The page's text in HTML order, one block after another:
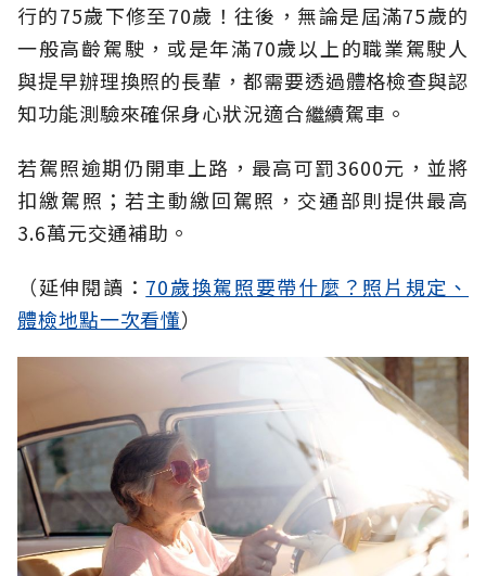
行的75歲下修至70歲！往後，無論是屆滿75歲的
一般高齡駕駛，或是年滿70歲以上的職業駕駛人
與提早辦理換照的長輩，都需要透過體格檢查與認
知功能測驗來確保身心狀況適合繼續駕車。
若駕照逾期仍開車上路，最高可罰3600元，並將
扣繳駕照；若主動繳回駕照，交通部則提供最高
3.6萬元交通補助。
（延伸閱讀： 70歲換駕照要帶什麼？照片規定、
體檢地點一次看懂）